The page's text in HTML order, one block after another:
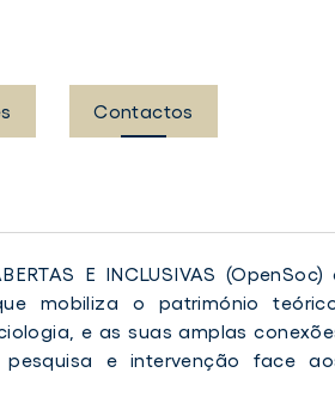
Contactos
E INCLUSIVAS (OpenSoc)
mobiliza o património
e as suas amplas
e intervenção face